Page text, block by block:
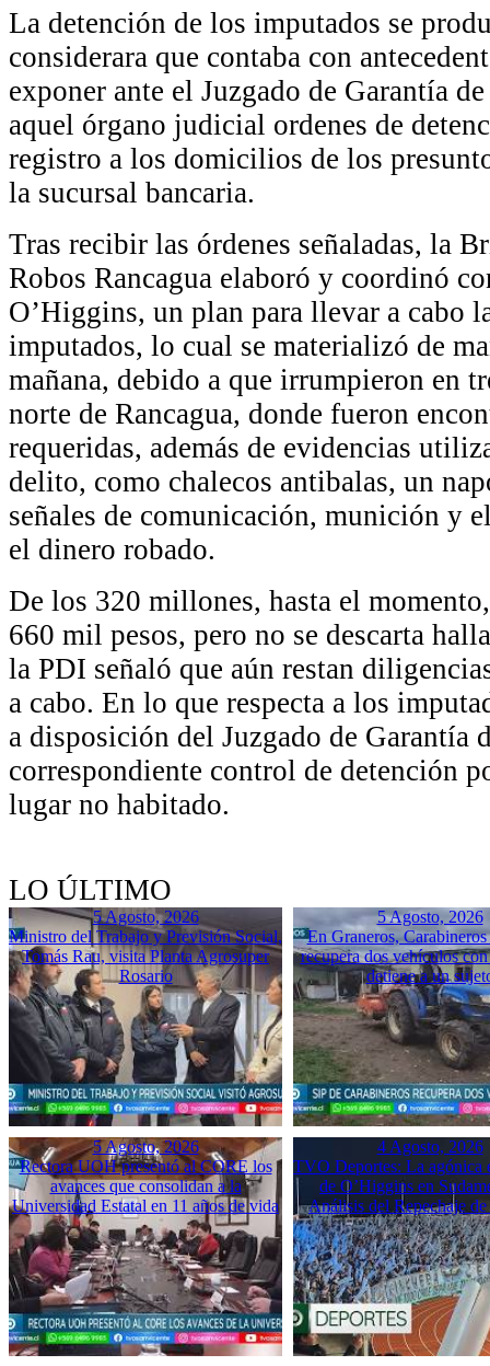
La detención de los imputados se
considerara que contaba con
exponer ante el Juzgado de Garantía
aquel órgano judicial ordenes de
registro a los domicilios de los
la sucursal bancaria.
Tras recibir las órdenes señaladas, la
Robos Rancagua elaboró y coordinó
O’Higgins, un plan para llevar a cabo
imputados, lo cual se materializó de
mañana, debido a que irrumpieron en
norte de Rancagua, donde fueron
requeridas, además de evidencias
delito, como chalecos antibalas, un
señales de comunicación, munición y
el dinero robado.
De los 320 millones, hasta el
660 mil pesos, pero no se descarta
la PDI señaló que aún restan
a cabo. En lo que respecta a los
a disposición del Juzgado de Garantía
correspondiente control de detención
lugar no habitado.
LO ÚLTIMO
5 Agosto, 2026
Ministro del Trabajo y Previsión Social,
Tomás Rau, visita Planta Agrosuper
Rosario
5 Agosto, 2026
En Graneros,
recupera dos vehículos
detiene a un
5 Agosto, 2026
Rectora UOH presentó al CORE los
avances que consolidan a la
Universidad Estatal en 11 años de vida
4 Agosto, 2026
TVO Deportes: La agónica
de O’Higgins en
Análisis del Repechaje de